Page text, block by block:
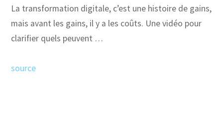
La transformation digitale, c’est une histoire de gains,
mais avant les gains, il y a les coûts. Une vidéo pour
clarifier quels peuvent …
source